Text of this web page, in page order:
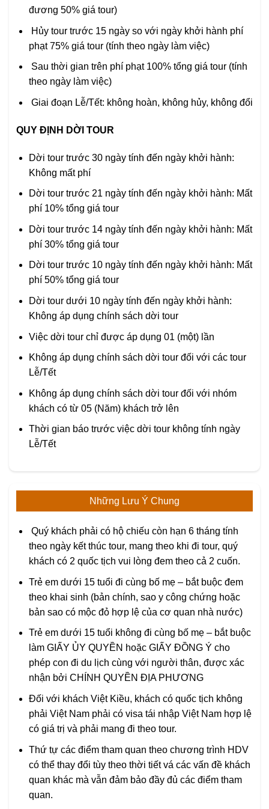
đương 50% giá tour)
Hủy tour trước 15 ngày so với ngày khởi hành phí
phạt 75% giá tour (tính theo ngày làm việc)
Sau thời gian trên phí phạt 100% tổng giá tour (tính
theo ngày làm việc)
Giai đoạn Lễ/Tết: không hoàn, không hủy, không đổi
QUY ĐỊNH DỜI TOUR
Dời tour trước 30 ngày tính đến ngày khởi hành:
Không mất phí
Dời tour trước 21 ngày tính đến ngày khởi hành: Mất
phí 10% tổng giá tour
Dời tour trước 14 ngày tính đến ngày khởi hành: Mất
phí 30% tổng giá tour
Dời tour trước 10 ngày tính đến ngày khởi hành: Mất
phí 50% tổng giá tour
Dời tour dưới 10 ngày tính đến ngày khởi hành:
Không áp dụng chính sách dời tour
Việc dời tour chỉ được áp dụng 01 (một) lần
Không áp dụng chính sách dời tour đối với các tour
Lễ/Tết
Không áp dụng chính sách dời tour đối với nhóm
khách có từ 05 (Năm) khách trở lên
Thời gian báo trước việc dời tour không tính ngày
Lễ/Tết
Những Lưu Ý Chung
Quý khách phải có hộ chiếu còn hạn 6 tháng tính
theo ngày kết thúc tour, mang theo khi đi tour, quý
khách có 2 quốc tịch vui lòng đem theo cả 2 cuốn.
Trẻ em dưới 15 tuổi đi cùng bố mẹ – bắt buộc đem
theo khai sinh (bản chính, sao y công chứng hoặc
bản sao có mộc đỏ hợp lệ của cơ quan nhà nước)
Trẻ em dưới 15 tuổi không đi cùng bố mẹ – bắt buộc
làm GIẤY ỦY QUYỀN hoặc GIẤY ĐỒNG Ý cho
phép con đi du lịch cùng với người thân, được xác
nhận bởi CHÍNH QUYỀN ĐỊA PHƯƠNG
Đối với khách Việt Kiều, khách có quốc tịch không
phải Việt Nam phải có visa tái nhập Việt Nam hợp lệ
có giá trị và phải mang đi theo tour.
Thứ tự các điểm tham quan theo chương trình HDV
có thể thay đổi tùy theo thời tiết vá các vấn đề khách
quan khác mà vẫn đảm bảo đầy đủ các điểm tham
quan.